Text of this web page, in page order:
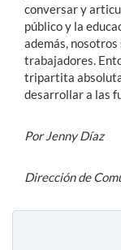
conversar y
público y la
además,
trabajadores.
tripartita
desarrollar a las
Por Jenny Díaz
Dirección de